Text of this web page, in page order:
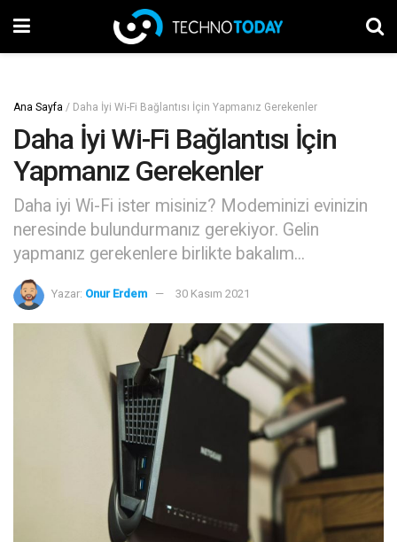
Ana Sayfa / Daha İyi Wi-Fi Bağlantısı İçin Yapmanız Gerekenler
Daha İyi Wi-Fi Bağlantısı İçin
Yapmanız Gerekenler
Daha iyi Wi-Fi ister misiniz? Modeminizi evinizin
neresinde bulundurmanız gerekiyor. Gelin
yapmanız gerekenlere birlikte bakalım...
Yazar: Onur Erdem 30 Kasım 2021